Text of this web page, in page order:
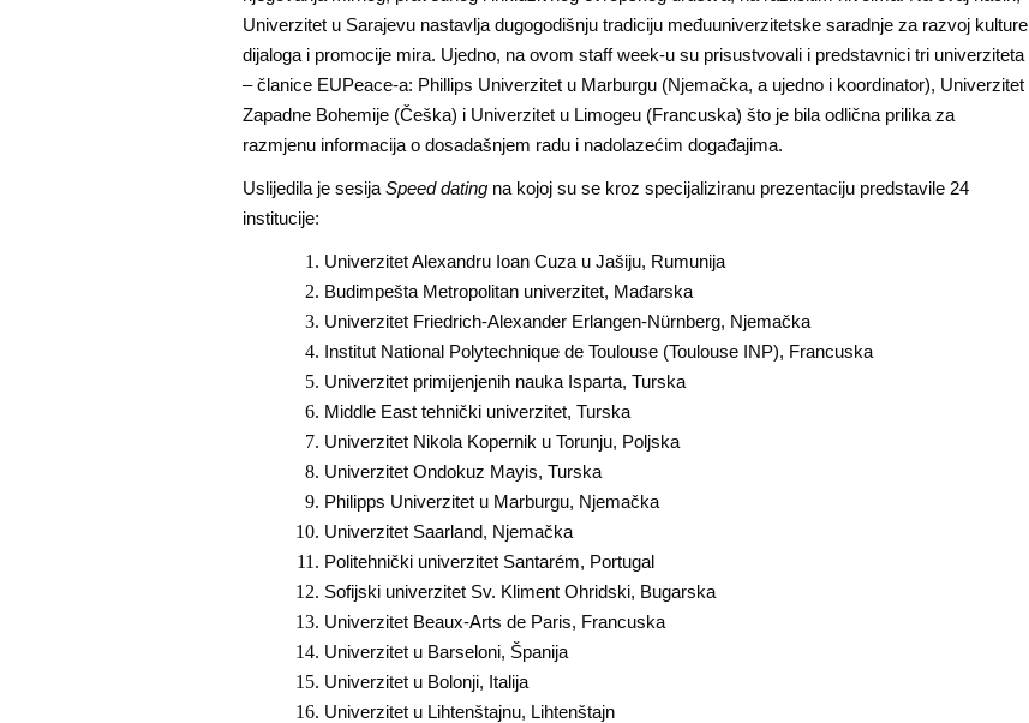
Univerzitet u Sarajevu nastavlja dugogodišnju tradiciju međuuniverzitetske saradnje za razvoj kulture
dijaloga i promocije mira. Ujedno, na ovom staff week-u su prisustvovali i predstavnici tri univerziteta
– članice EUPeace-a: Phillips Univerzitet u Marburgu (Njemačka, a ujedno i koordinator), Univerzitet
Zapadne Bohemije (Češka) i Univerzitet u Limogeu (Francuska) što je bila odlična prilika za
razmjenu informacija o dosadašnjem radu i nadolazećim događajima.
Uslijedila je sesija Speed dating na kojoj su se kroz specijaliziranu prezentaciju predstavile 24
institucije:
Univerzitet Alexandru Ioan Cuza u Jašiju, Rumunija
Budimpešta Metropolitan univerzitet, Mađarska
Univerzitet Friedrich-Alexander Erlangen-Nürnberg, Njemačka
Institut National Polytechnique de Toulouse (Toulouse INP), Francuska
Univerzitet primijenjenih nauka Isparta, Turska
Middle East tehnički univerzitet, Turska
Univerzitet Nikola Kopernik u Torunju, Poljska
Univerzitet Ondokuz Mayis, Turska
Philipps Univerzitet u Marburgu, Njemačka
Univerzitet Saarland, Njemačka
Politehnički univerzitet Santarém, Portugal
Sofijski univerzitet Sv. Kliment Ohridski, Bugarska
Univerzitet Beaux-Arts de Paris, Francuska
Univerzitet u Barseloni, Španija
Univerzitet u Bolonji, Italija
Univerzitet u Lihtenštajnu, Lihtenštajn